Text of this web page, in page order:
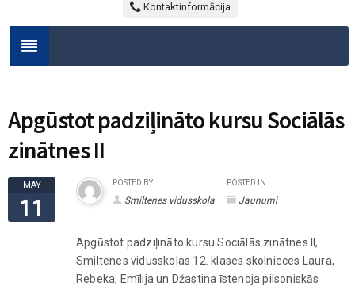
Kontaktinformācija
Apgūstot padziļināto kursu Sociālās
zinātnes II
MAY
11
POSTED BY
Smiltenes vidusskola
POSTED IN
Jaunumi
Apgūstot padziļināto kursu Sociālās zinātnes II,
Smiltenes vidusskolas 12. klases skolnieces Laura,
Rebeka, Emīlija un Džastina īstenoja pilsoniskās